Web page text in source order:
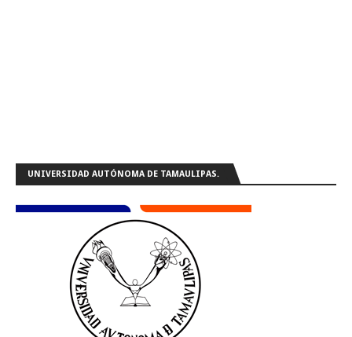
UNIVERSIDAD AUTÓNOMA DE TAMAULIPAS.